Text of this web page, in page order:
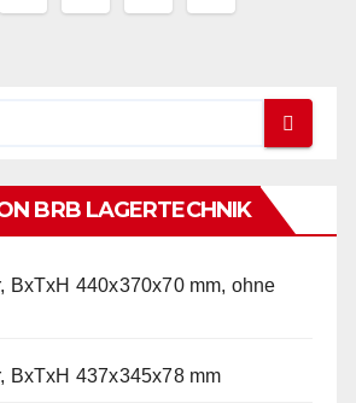
BRB LAGERTECHNIK
BxTxH 440x370x70 mm, ohne
BxTxH 437x345x78 mm